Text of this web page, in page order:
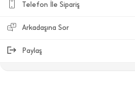
Telefon İle Sipariş
Arkadaşına Sor
Paylaş